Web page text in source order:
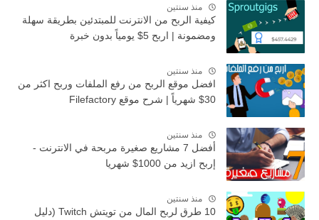
منذ سنتين
كيفية الربح من الانترنت للمبتدئين بطريقة سهلة
ومضمونة | اربح 5$ يومياً بدون خبرة
منذ سنتين
افضل موقع الربح من رفع الملفات وربح اكثر من
30$ شهرياً | شرح موقع Filefactory
منذ سنتين
أفضل 7 مشاريع صغيرة مربحة في الانترنت -
إربح ازيد من 1000$ شهريا
منذ سنتين
10 طرق لربح المال من تويتش Twitch (دليل